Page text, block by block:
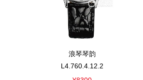
浪琴琴韵
L4.760.4.12.2